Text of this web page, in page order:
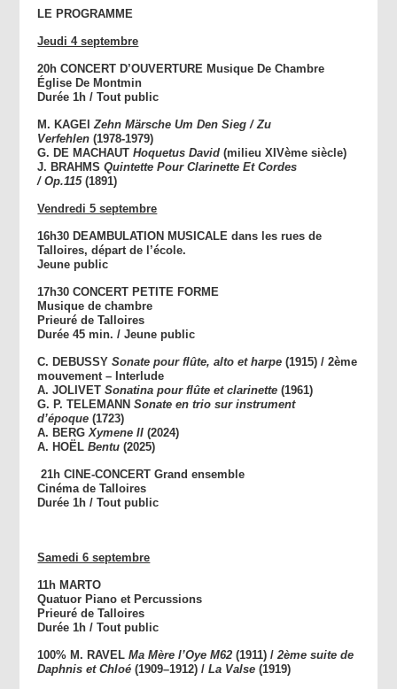
LE PROGRAMME
Jeudi 4 septembre
20h CONCERT D’OUVERTURE Musique De Chambre
Église De Montmin
Durée 1h / Tout public
M. KAGElZehn Märsche Um Den Sieg /Zu
Verfehlen(1978-1979)
G. DE MACHAUTHoquetus David(milieu XIVème siècle)
J. BRAHMSQuintette Pour Clarinette Et Cordes
/Op.115(1891)
Vendredi 5 septembre
16h30 DEAMBULATION MUSICALE dans les rues de
Talloires, départ de l’école.
Jeune public
17h30 CONCERT PETITE FORME
Musique de chambre
Prieuré de Talloires
Durée 45 min. / Jeune public
C. DEBUSSYSonate pour flûte, alto et harpe(1915) / 2ème
mouvement – Interlude
A. JOLIVETSonatina pour flûte et clarinette(1961)
G. P. TELEMANNSonate en trio sur instrument
d’époque(1723)
A. BERGXymene II(2024)
A. HOËLBentu(2025)
21h CINE-CONCERTGrand ensemble
Cinéma de Talloires
Durée 1h / Tout public
Samedi 6 septembre
11h MARTO
Quatuor Piano et Percussions
Prieuré de Talloires
Durée 1h / Tout public
100% M. RAVELMa Mère l’Oye M62(1911) /2ème suite de
Daphnis et Chloé(1909–1912) /La Valse(1919)